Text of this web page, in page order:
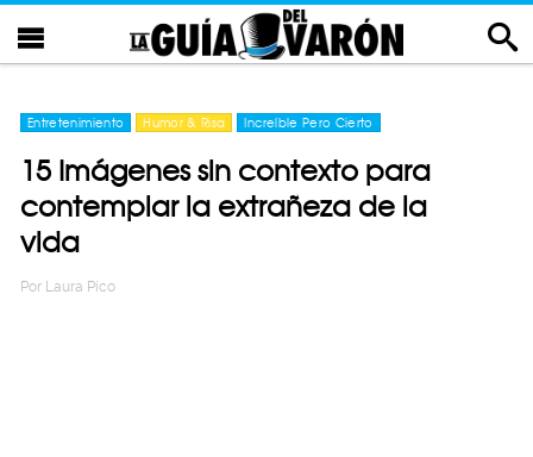
Entretenimiento Humor & Risa Increíble Pero Cierto
15 Imágenes sin contexto para
contemplar la extrañeza de la
vida
Por Laura Pico